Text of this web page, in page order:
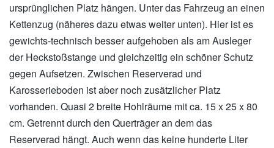
ursprünglichen Platz hängen. Unter das Fahrzeug an einen
Kettenzug (näheres dazu etwas weiter unten). Hier ist es
gewichts-technisch besser aufgehoben als am Ausleger
der Heckstoßstange und gleichzeitig ein schöner Schutz
gegen Aufsetzen. Zwischen Reserverad und
Karosserieboden ist aber noch zusätzlicher Platz
vorhanden. Quasi 2 breite Hohlräume mit ca. 15 x 25 x 80
cm. Getrennt durch den Querträger an dem das
Reserverad hängt. Auch wenn das keine hunderte Liter